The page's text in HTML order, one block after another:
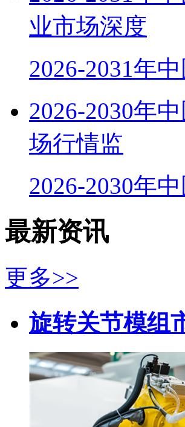
业市场深度
2026-2031年
2026-2030年
场行情监
2026-2030年
最新资讯
更多>>
旋转关节模组